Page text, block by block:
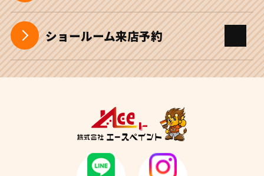
ショールーム来店予約